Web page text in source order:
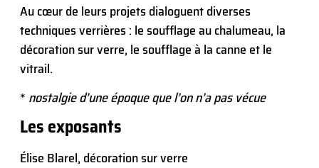
Au cœur de leurs projets dialoguent diverses
techniques verrières : le soufflage au chalumeau, la
décoration sur verre, le soufflage à la canne et le
vitrail.
* nostalgie d’une époque que l’on n’a pas vécue
Les exposants
Élise Blarel, décoration sur verre